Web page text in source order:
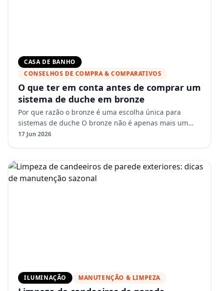
CASA DE BANHO
CONSELHOS DE COMPRA & COMPARATIVOS
O que ter em conta antes de comprar um
sistema de duche em bronze
Por que razão o bronze é uma escolha única para
sistemas de duche O bronze não é apenas mais um
acabamento. Traz um calor e uma profundidade
17 Jun 2026
ILUMINAÇÃO MANUTENÇÃO & LIMPEZA